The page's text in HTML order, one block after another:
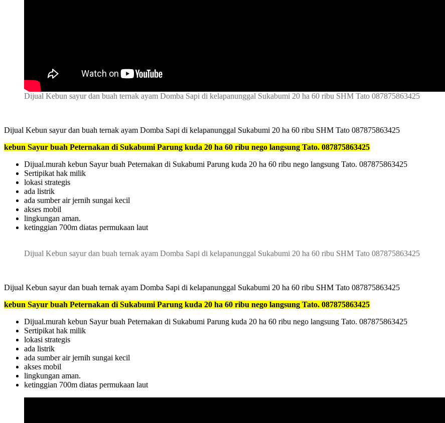
Dijual Kebun sayur dan buah ternak ayam Domba Sapi di kelapanunggal Sukabumi 20 ha 60 ribu SHM Tato 087875863425
Dijual Kebun sayur dan buah ternak ayam Domba Sapi di kelapanunggal Sukabumi 20 ha 60 ribu SHM Tato 087875863425
kebun Sayur buah Peternakan di Sukabumi Parung kuda 20 ha 60 ribu nego langsung Tato. 087875863425
Dijual.murah kebun Sayur buah Peternakan di Sukabumi Parung kuda 20 ha 60 ribu nego langsung Tato. 087875863425
Sertipikat hak milik
lokasi strategis
ada listrik
ada sumber air jernih sungai kecil
akses mobil
lingkungan aman.
ketinggian 700m diatas permukaan laut
Dijual Kebun sayur dan buah ternak ayam Domba Sapi di kelapanunggal Sukabumi 20 ha 60 ribu SHM Tato 087875863425
Dijual Kebun sayur dan buah ternak ayam Domba Sapi di kelapanunggal Sukabumi 20 ha 60 ribu SHM Tato 087875863425
kebun Sayur buah Peternakan di Sukabumi Parung kuda 20 ha 60 ribu nego langsung Tato. 087875863425
Dijual.murah kebun Sayur buah Peternakan di Sukabumi Parung kuda 20 ha 60 ribu nego langsung Tato. 087875863425
Sertipikat hak milik
lokasi strategis
ada listrik
ada sumber air jernih sungai kecil
akses mobil
lingkungan aman.
ketinggian 700m diatas permukaan laut